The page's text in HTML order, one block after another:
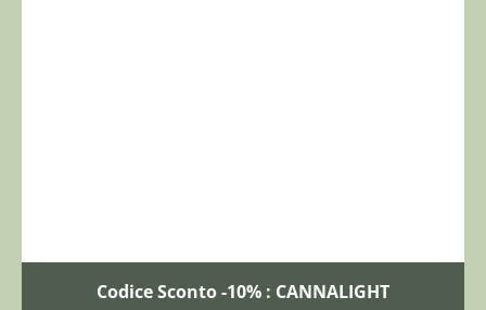
Codice Sconto -10% : CANNALIGHT